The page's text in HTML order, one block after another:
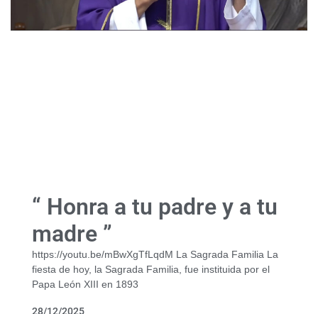
“ Honra a tu padre y a tu
madre ”
https://youtu.be/mBwXgTfLqdM La Sagrada Familia La
fiesta de hoy, la Sagrada Familia, fue instituida por el
Papa León XIII en 1893
28/12/2025